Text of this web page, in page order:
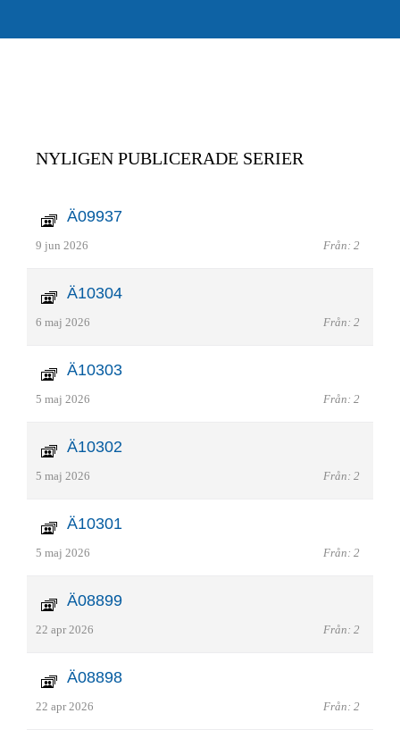
NYLIGEN PUBLICERADE SERIER
Ä09937
9 jun 2026 Från: 2
Ä10304
6 maj 2026 Från: 2
Ä10303
5 maj 2026 Från: 2
Ä10302
5 maj 2026 Från: 2
Ä10301
5 maj 2026 Från: 2
Ä08899
22 apr 2026 Från: 2
Ä08898
22 apr 2026 Från: 2